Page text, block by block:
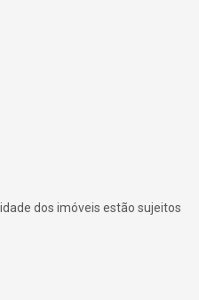
dos imóveis estão sujeitos